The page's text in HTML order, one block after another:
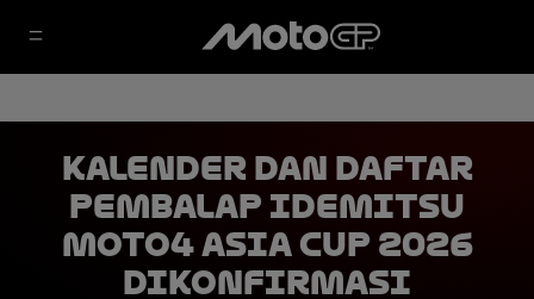
Kalender dan Daftar
Pembalap Idemitsu
Moto4 Asia Cup 2026
Dikonfirmasi